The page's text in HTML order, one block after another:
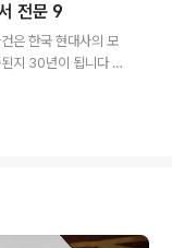
고서 전문 10-10 ca
전문 9
은 한국 현대사의 모
지 30년이 됩니다 하
으로 나눠서 올려봅
과거사위 진상조사